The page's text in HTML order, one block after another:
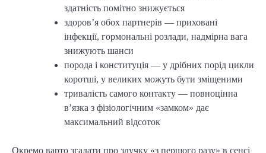
здатність помітно знижується
здоров’я обох партнерів — приховані
інфекції, гормональні розлади, надмірна вага
знижують шанси
порода і конституція — у дрібних порід цикли
коротші, у великих можуть бути зміщеними
тривалість самого контакту — повноцінна
в’язка з фізіологічним «замком» дає
максимальний відсоток
Окремо варто згадати про злучку «з першого разу» в сенсі